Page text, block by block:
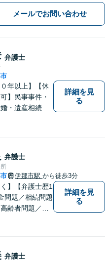
メールでお問い合わせ
弁護士
０年以上】【休
】民事事件・
・遺産相続、
に対応してお
リーガルサー
します。まず
談ください。
詳細を見
る
弁護士
伊那市駅 から徒歩3分
く】【弁護士歴1
問題／相続問題
齢者問題／相
】もし何かお
詳細を見
る
弁護士